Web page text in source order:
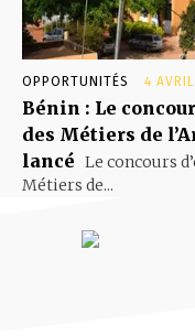
OPPORTUNITÉS 4
Bénin : Le
des Métiers de
lancé Le concours
Métiers de...